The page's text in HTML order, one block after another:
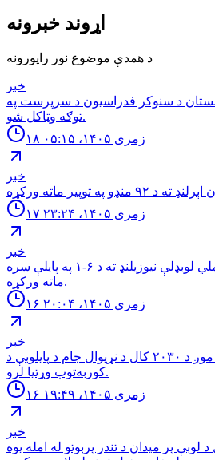
اړوند خبرونه
د همدې موضوع نور راپورونه
خبر
د سنوکر فدراسیون د سرپرست په
توګه وټاکل شو.
۱۸ زمری ۱۴۰۵، ۰۵:۱۵
خبر
۱۷ زمری ۱۴۰۵، ۲۳:۲۴
خبر
د افغانستان د فوټسال ملي لوبډلې نیوزیلنډ ته د ۶-۱ په پایلې سره
ماته ورکړه.
۱۶ زمری ۱۴۰۵، ۲۰:۰۴
خبر
د هسپانیې د ورزش وزیره: موږ د ۲۰۳۰ کال د نړیوال جام د پایلوبې د
کوربه‌توب وړتیا لرو.
۱۶ زمری ۱۴۰۵، ۱۹:۴۹
خبر
د لوبې پر میدان د تندر پرېوتو له امله یوه